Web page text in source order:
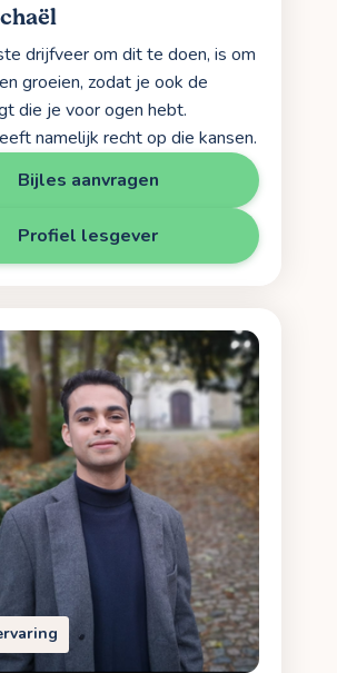
drijfveer om dit te doen, is om
groeien, zodat je ook de
die je voor ogen hebt.
namelijk recht op die kansen.
Bijles aanvragen
Profiel lesgever